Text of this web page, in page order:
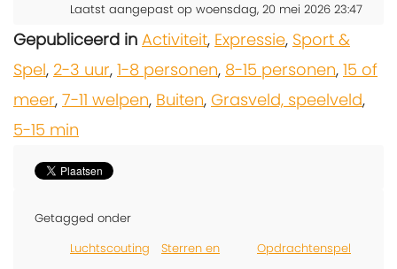
Laatst aangepast op woensdag, 20 mei 2026 23:47
Gepubliceerd in Activiteit, Expressie, Sport &
Spel, 2-3 uur, 1-8 personen, 8-15 personen, 15 of
meer, 7-11 welpen, Buiten, Grasveld, speelveld,
5-15 min
Getagged onder
Luchtscouting
Sterren en
Opdrachtenspel